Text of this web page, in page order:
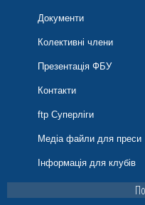
Документи
Колективні члени
Презентація ФБУ
Контакти
ftp Суперліги
Медіа файли для преси
Інформація для клубів